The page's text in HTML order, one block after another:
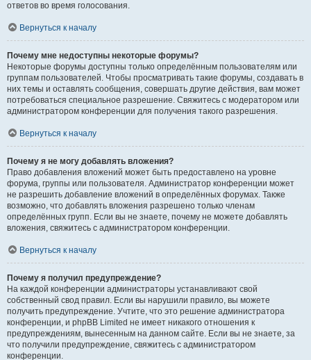
ответов во время голосования.
Вернуться к началу
Почему мне недоступны некоторые форумы?
Некоторые форумы доступны только определённым пользователям или
группам пользователей. Чтобы просматривать такие форумы, создавать в
них темы и оставлять сообщения, совершать другие действия, вам может
потребоваться специальное разрешение. Свяжитесь с модератором или
администратором конференции для получения такого разрешения.
Вернуться к началу
Почему я не могу добавлять вложения?
Право добавления вложений может быть предоставлено на уровне
форума, группы или пользователя. Администратор конференции может
не разрешить добавление вложений в определённых форумах. Также
возможно, что добавлять вложения разрешено только членам
определённых групп. Если вы не знаете, почему не можете добавлять
вложения, свяжитесь с администратором конференции.
Вернуться к началу
Почему я получил предупреждение?
На каждой конференции администраторы устанавливают свой
собственный свод правил. Если вы нарушили правило, вы можете
получить предупреждение. Учтите, что это решение администратора
конференции, и phpBB Limited не имеет никакого отношения к
предупреждениям, вынесенным на данном сайте. Если вы не знаете, за
что получили предупреждение, свяжитесь с администратором
конференции.